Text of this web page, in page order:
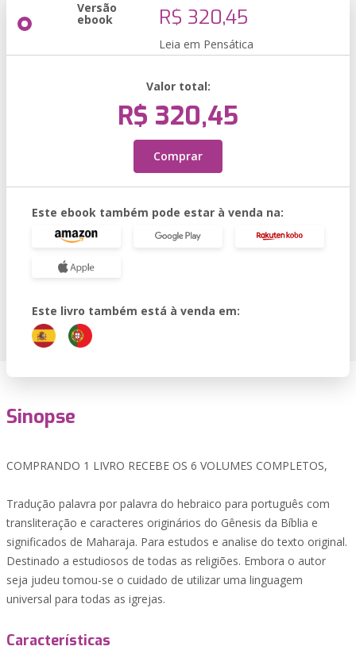
Versão
ebook R$ 320,45
Leia em Pensática
Valor total:
R$ 320,45
Comprar
Este ebook também pode estar à venda na:
Este livro também está à venda em:
Sinopse
COMPRANDO 1 LIVRO RECEBE OS 6 VOLUMES COMPLETOS,
Tradução palavra por palavra do hebraico para português com
transliteração e caracteres originários do Gênesis da Bíblia e
significados de Maharaja. Para estudos e analise do texto original.
Destinado a estudiosos de todas as religiões. Embora o autor
seja judeu tomou-se o cuidado de utilizar uma linguagem
universal para todas as igrejas.
Características